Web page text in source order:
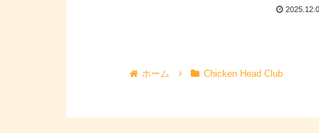
ホーム Chicken Head Club